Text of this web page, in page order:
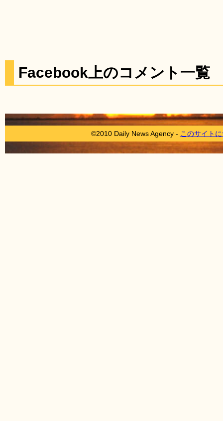
Facebook上のコメント一覧
©2010 Daily News Agency - このサイト